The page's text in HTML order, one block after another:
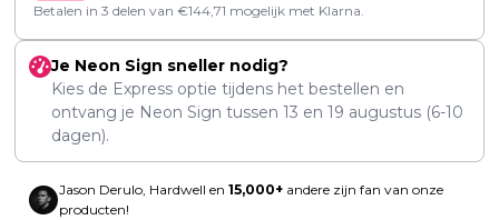
Betalen in 3 delen van €144,71 mogelijk met Klarna.
Je Neon Sign sneller nodig?
Kies de Express optie tijdens het bestellen en
ontvang je Neon Sign tussen 13 en 19 augustus (6-10
dagen).
Jason Derulo, Hardwell en 15,000+ andere zijn fan van onze
producten!